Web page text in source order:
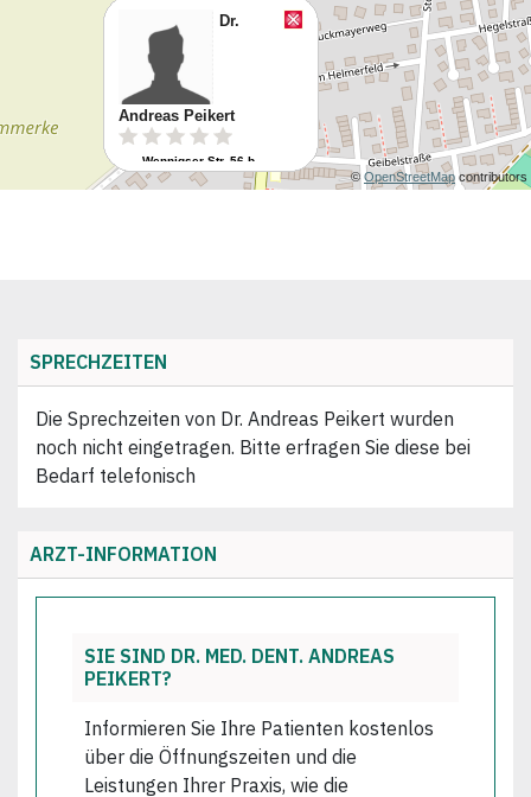
SPRECHZEITEN
Die Sprechzeiten von Dr. Andreas Peikert wurden
noch nicht eingetragen. Bitte erfragen Sie diese bei
Bedarf telefonisch
ARZT-INFORMATION
SIE SIND DR. MED. DENT. ANDREAS
PEIKERT?
Informieren Sie Ihre Patienten kostenlos
über die Öffnungszeiten und die
Leistungen Ihrer Praxis, wie die